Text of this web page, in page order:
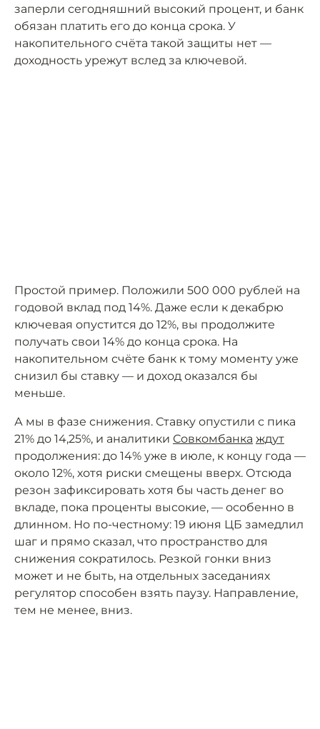
заперли сегодняшний высокий процент, и банк
обязан платить его до конца срока. У
накопительного счёта такой защиты нет —
доходность урежут вслед за ключевой.
Простой пример. Положили 500 000 рублей на
годовой вклад под 14%. Даже если к декабрю
ключевая опустится до 12%, вы продолжите
получать свои 14% до конца срока. На
накопительном счёте банк к тому моменту уже
снизил бы ставку — и доход оказался бы
меньше.
А мы в фазе снижения. Ставку опустили с пика
21% до 14,25%, и аналитики Совкомбанка ждут
продолжения: до 14% уже в июле, к концу года —
около 12%, хотя риски смещены вверх. Отсюда
резон зафиксировать хотя бы часть денег во
вкладе, пока проценты высокие, — особенно в
длинном. Но по-честному: 19 июня ЦБ замедлил
шаг и прямо сказал, что пространство для
снижения сократилось. Резкой гонки вниз
может и не быть, на отдельных заседаниях
регулятор способен взять паузу. Направление,
тем не менее, вниз.